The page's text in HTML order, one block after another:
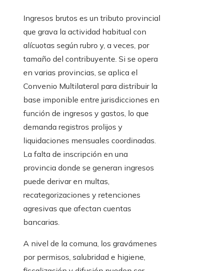
Ingresos brutos es un tributo provincial
que grava la actividad habitual con
alícuotas según rubro y, a veces, por
tamaño del contribuyente. Si se opera
en varias provincias, se aplica el
Convenio Multilateral para distribuir la
base imponible entre jurisdicciones en
función de ingresos y gastos, lo que
demanda registros prolijos y
liquidaciones mensuales coordinadas.
La falta de inscripción en una
provincia donde se generan ingresos
puede derivar en multas,
recategorizaciones y retenciones
agresivas que afectan cuentas
bancarias.
A nivel de la comuna, los gravámenes
por permisos, salubridad e higiene,